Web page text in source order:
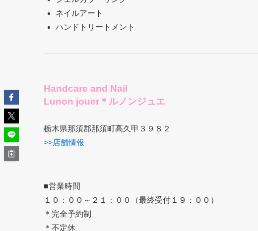
ネイルアート
ハンドトリートメント
Handcare and Nail
Lunon jouer＊ルノンジュエ
栃木県那須郡那須町高久甲３９８２
>>店舗情報
■営業時間
１０：００～２１：００（最終受付１９：００）
＊完全予約制
＊不定休